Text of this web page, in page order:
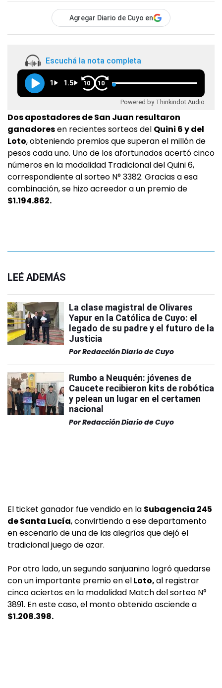
Agregar Diario de Cuyo en
Escuchá la nota completa
1 1.5 10 10
Powered by Thinkindot Audio
Dos apostadores de San Juan resultaron
ganadoresen recientes sorteos del Quini 6 y del
Loto, obteniendo premios que superan el millón de
pesos cada uno. Uno de los afortunados acertó cinco
números en la modalidad Tradicional del Quini 6,
correspondiente al sorteo N° 3382. Gracias a esa
combinación, se hizo acreedor a un premio de
$1.194.862.
LEÉ ADEMÁS
La clase magistral de Olivares
Yapur en la Católica de Cuyo: el
legado de su padre y el futuro de la
Justicia
PorRedacción Diario de Cuyo
Rumbo a Neuquén: jóvenes de
Caucete recibieron kits de robótica
y pelean un lugar en el certamen
nacional
PorRedacción Diario de Cuyo
El ticket ganador fue vendido en la Subagencia 245
de Santa Lucía, convirtiendo a ese departamento
en escenario de una de las alegrías que dejó el
tradicional juego de azar.
Por otro lado, un segundo sanjuanino logró quedarse
con un importante premio en elLoto,al registrar
cinco aciertos en la modalidad Match del sorteo N°
3891. En este caso, el monto obtenido asciende a
$1.208.398.